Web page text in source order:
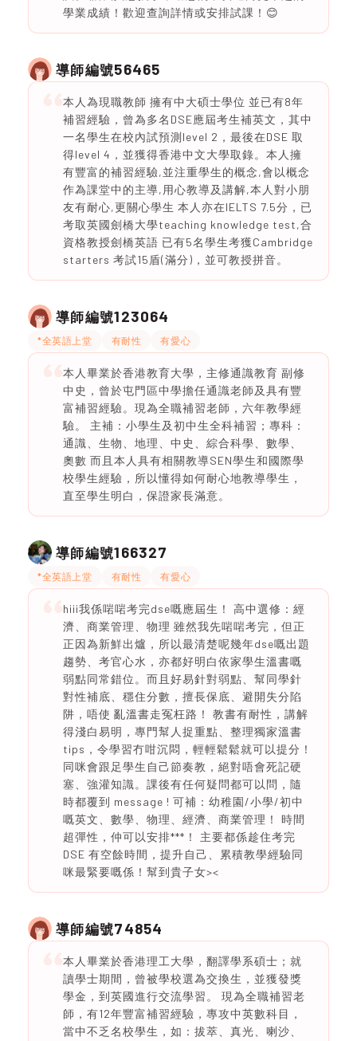
學業成績！歡迎查詢詳情或安排試課！😊
導師編號56465
本人為現職教師 擁有中大碩士學位 並已有8年
補習經驗，曾為多名DSE應屆考生補英文，其中
一名學生在校內試預測level 2，最後在DSE 取
得level 4，並獲得香港中文大學取錄。本人擁
有豐富的補習經驗,並注重學生的概念,會以概念
作為課堂中的主導,用心教導及講解,本人對小朋
友有耐心,更關心學生 本人亦在IELTS 7.5分，已
考取英國劍橋大學teaching knowledge test,合
資格教授劍橋英語 已有5名學生考獲Cambridge
starters 考試15盾(滿分)，並可教授拼音。
導師編號123064
*全英語上堂 有耐性 有愛心
本人畢業於香港教育大學，主修通識教育 副修
中史，曾於屯門區中學擔任通識老師及具有豐
富補習經驗。現為全職補習老師，六年教學經
驗。 主補：小學生及初中生全科補習；專科：
通識、生物、地理、中史、綜合科學、數學、
奧數 而且本人具有相關教導SEN學生和國際學
校學生經驗，所以懂得如何耐心地教導學生，
直至學生明白，保證家長滿意。
導師編號166327
*全英語上堂 有耐性 有愛心
hiii我係啱啱考完dse嘅應屆生！ 高中選修：經
濟、商業管理、物理 雖然我先啱啱考完，但正
正因為新鮮出爐，所以最清楚呢幾年dse嘅出題
趨勢、考官心水，亦都好明白依家學生溫書嘅
弱點同常錯位。而且好易針對弱點、幫同學針
對性補底、穩住分數，擅長保底、避開失分陷
阱，唔使 亂溫書走冤枉路！ 教書有耐性，講解
得淺白易明，專門幫人捉重點、整理獨家溫書
tips，令學習冇咁沉悶，輕輕鬆鬆就可以提分！
同咪會跟足學生自己節奏教，絕對唔會死記硬
塞、強灌知識。課後有任何疑問都可以問，隨
時都覆到 message ! 可補：幼稚園/小學/初中
嘅英文、數學、物理、經濟、商業管理！ 時間
超彈性，仲可以安排***！ 主要都係趁住考完
DSE 有空餘時間，提升自己、累積教學經驗同
咪最緊要嘅係！幫到貴子女><
導師編號74854
本人畢業於香港理工大學，翻譯學系碩士；就
讀學士期間，曾被學校選為交換生，並獲發獎
學金，到英國進行交流學習。 現為全職補習老
師，有12年豐富補習經驗，專攻中英數科目，
當中不乏名校學生，如：拔萃、真光、喇沙、